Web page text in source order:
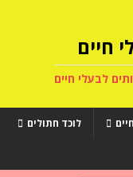
חיים
לבעלי חיים
לוכד חתולים